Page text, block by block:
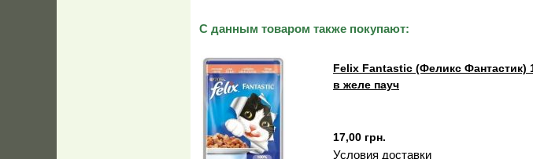
С данным товаром также покупают:
Felix Fantastic (Феликс Фантастик)
в желе пауч
17,00 грн.
Условия доставки